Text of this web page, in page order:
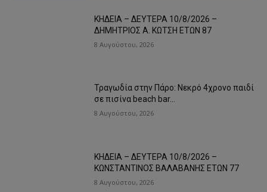
ΚΗΔΕΙΑ – ΔΕΥΤΕΡΑ 10/8/2026 –
ΔΗΜΗΤΡΙΟΣ Α. ΚΩΤΣΗ ΕΤΩΝ 87
8 Αυγούστου, 2026
Τραγωδία στην Πάρο: Νεκρό 4χρονο παιδί
σε πισίνα beach bar…
8 Αυγούστου, 2026
ΚΗΔΕΙΑ – ΔΕΥΤΕΡΑ 10/8/2026 –
ΚΩΝΣΤΑΝΤΙΝΟΣ ΒΑΛΑΒΑΝΗΣ ΕΤΩΝ 77
8 Αυγούστου, 2026